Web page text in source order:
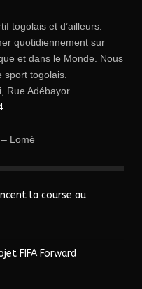
togolais et d’ailleurs.
quotidiennement sur
et dans le Monde. Nous
sport togolais.
Rue Adébayor
Lomé
la course au
FIFA Forward